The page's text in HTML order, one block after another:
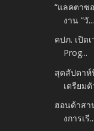
“แลคตาซ
งาน “วั...
คปภ. เปิด
Prog...
สุดสัปดา
เตรียมตั
ฮอนด้าสา
งการเรี...